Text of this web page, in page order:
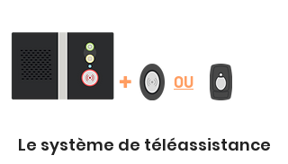
+ OU
Le système de téléassistance